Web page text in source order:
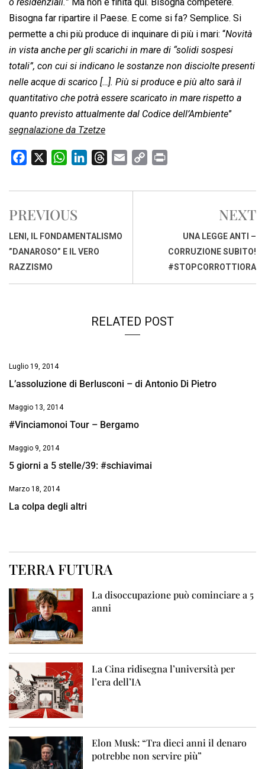
o residenziali.” Ma non è finita qui. Bisogna competere.
Bisogna far ripartire il Paese. E come si fa? Semplice. Si
permette a chi più produce di inquinare di più i mari: “Novità
in vista anche per gli scarichi in mare di “solidi sospesi
totali”, con cui si indicano le sostanze non disciolte presenti
nelle acque di scarico […]. Più si produce e più alto sarà il
quantitativo che potrà essere scaricato in mare rispetto a
quanto previsto attualmente dal Codice dell’Ambiente”
segnalazione da Tzetze
c
b
o
o
k
W
a
s
A
p
n
d
I
r
d
a
p
i
PREVIOUS
LENI, IL FONDAMENTALISMO
”DANAROSO” E IL VERO
RAZZISMO
NEXT
UNA LEGGE ANTI –
CORRUZIONE SUBITO!
#STOPCORROTTIORA
RELATED POST
Luglio 19, 2014
L’assoluzione di Berlusconi – di Antonio Di Pietro
Maggio 13, 2014
#Vinciamonoi Tour – Bergamo
Maggio 9, 2014
5 giorni a 5 stelle/39: #schiavimai
Marzo 18, 2014
La colpa degli altri
TERRA FUTURA
La disoccupazione può cominciare a 5
anni
La Cina ridisegna l’università per
l’era dell’IA
Elon Musk: “Tra dieci anni il denaro
potrebbe non servire più”